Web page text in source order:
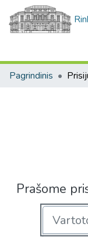
Pagrindinis
Prašome